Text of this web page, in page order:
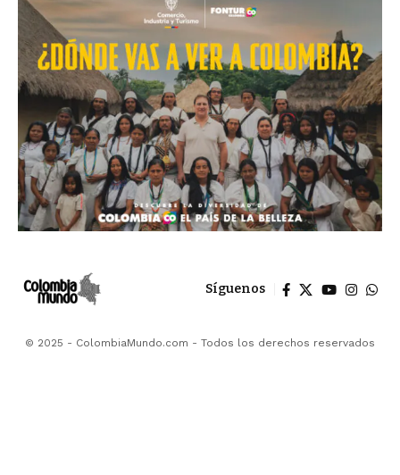
Síguenos
© 2025 - ColombiaMundo.com - Todos los derechos reservados